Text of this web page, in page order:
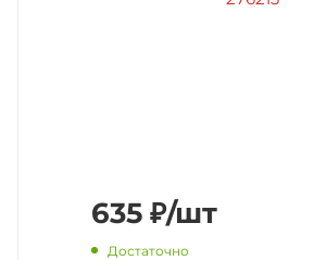
635 ₽/шт
Достаточно